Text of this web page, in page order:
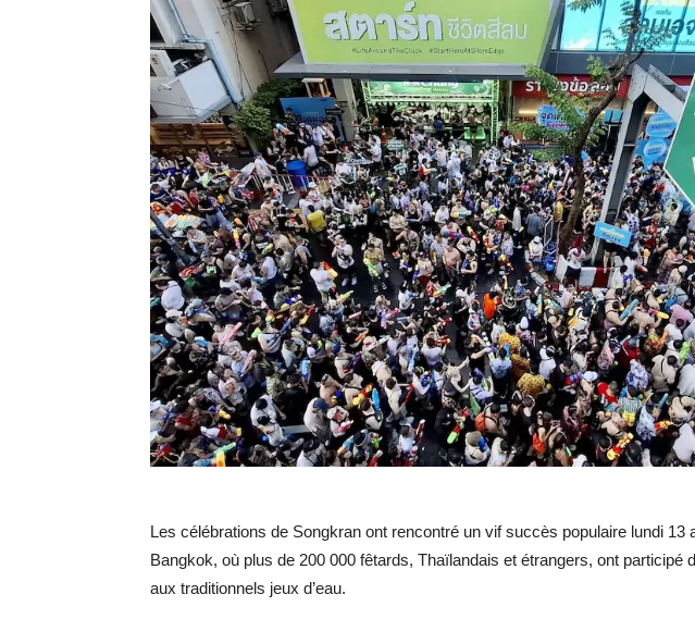
Les célébrations de Songkran ont rencontré un vif succès populaire lundi 13
Bangkok, où plus de 200 000 fêtards, Thaïlandais et étrangers, ont participé
aux traditionnels jeux d’eau.